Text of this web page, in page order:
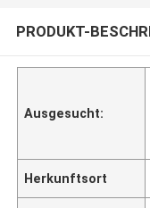
PRODUKT-
Ausgesucht:
Herkunftsort